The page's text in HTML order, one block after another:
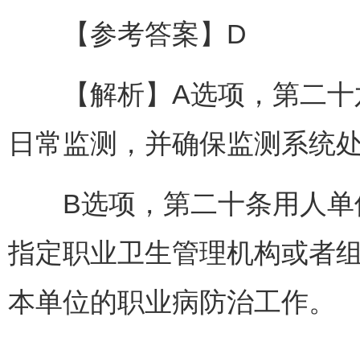
【参考答案】D
【解析】A选项，第二十
日常监测，并确保监测系统
B选项，第二十条用人单
指定职业卫生管理机构或者
本单位的职业病防治工作。